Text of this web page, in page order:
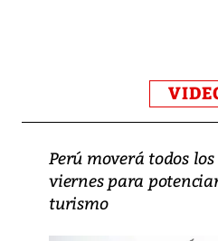
Perú moverá todos
viernes para
turismo